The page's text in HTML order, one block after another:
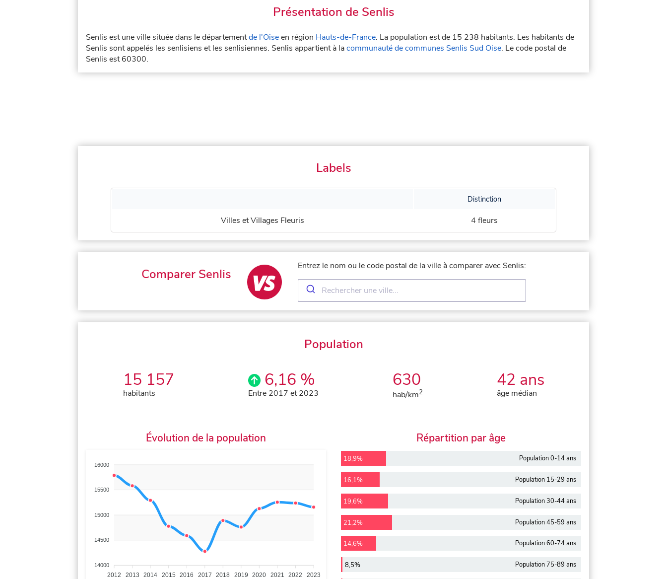
Présentation de Senlis
Senlis est une ville située dans le départementde l'Oiseen région Hauts-de-France. La population est de 15 238 habitants. Les habitants de
Senlis sont appelés les senlisiens et les senlisiennes. Senlis appartient à lacommunauté de communes Senlis Sud Oise. Le code postal de
Senlis est 60300.
Labels
Distinction
Villes et Villages Fleuris 4 fleurs
Comparer Senlis
Entrez le nom ou le code postal de la ville à comparer avec Senlis:
Population
15 157
habitants
6,16 %
Entre 2017 et 2023
630
hab/km2
42 ans
âge médian
Évolution de la population
16000
15500
15000
14500
14000
2012 2013 2014 2015 2016 2017 2018 2019 2020 2021 2022 2023
Répartition par âge
18,9% Population 0-14 ans
16,1% Population 15-29 ans
19,6% Population 30-44 ans
21,2% Population 45-59 ans
14,6% Population 60-74 ans
8,5% Population 75-89 ans